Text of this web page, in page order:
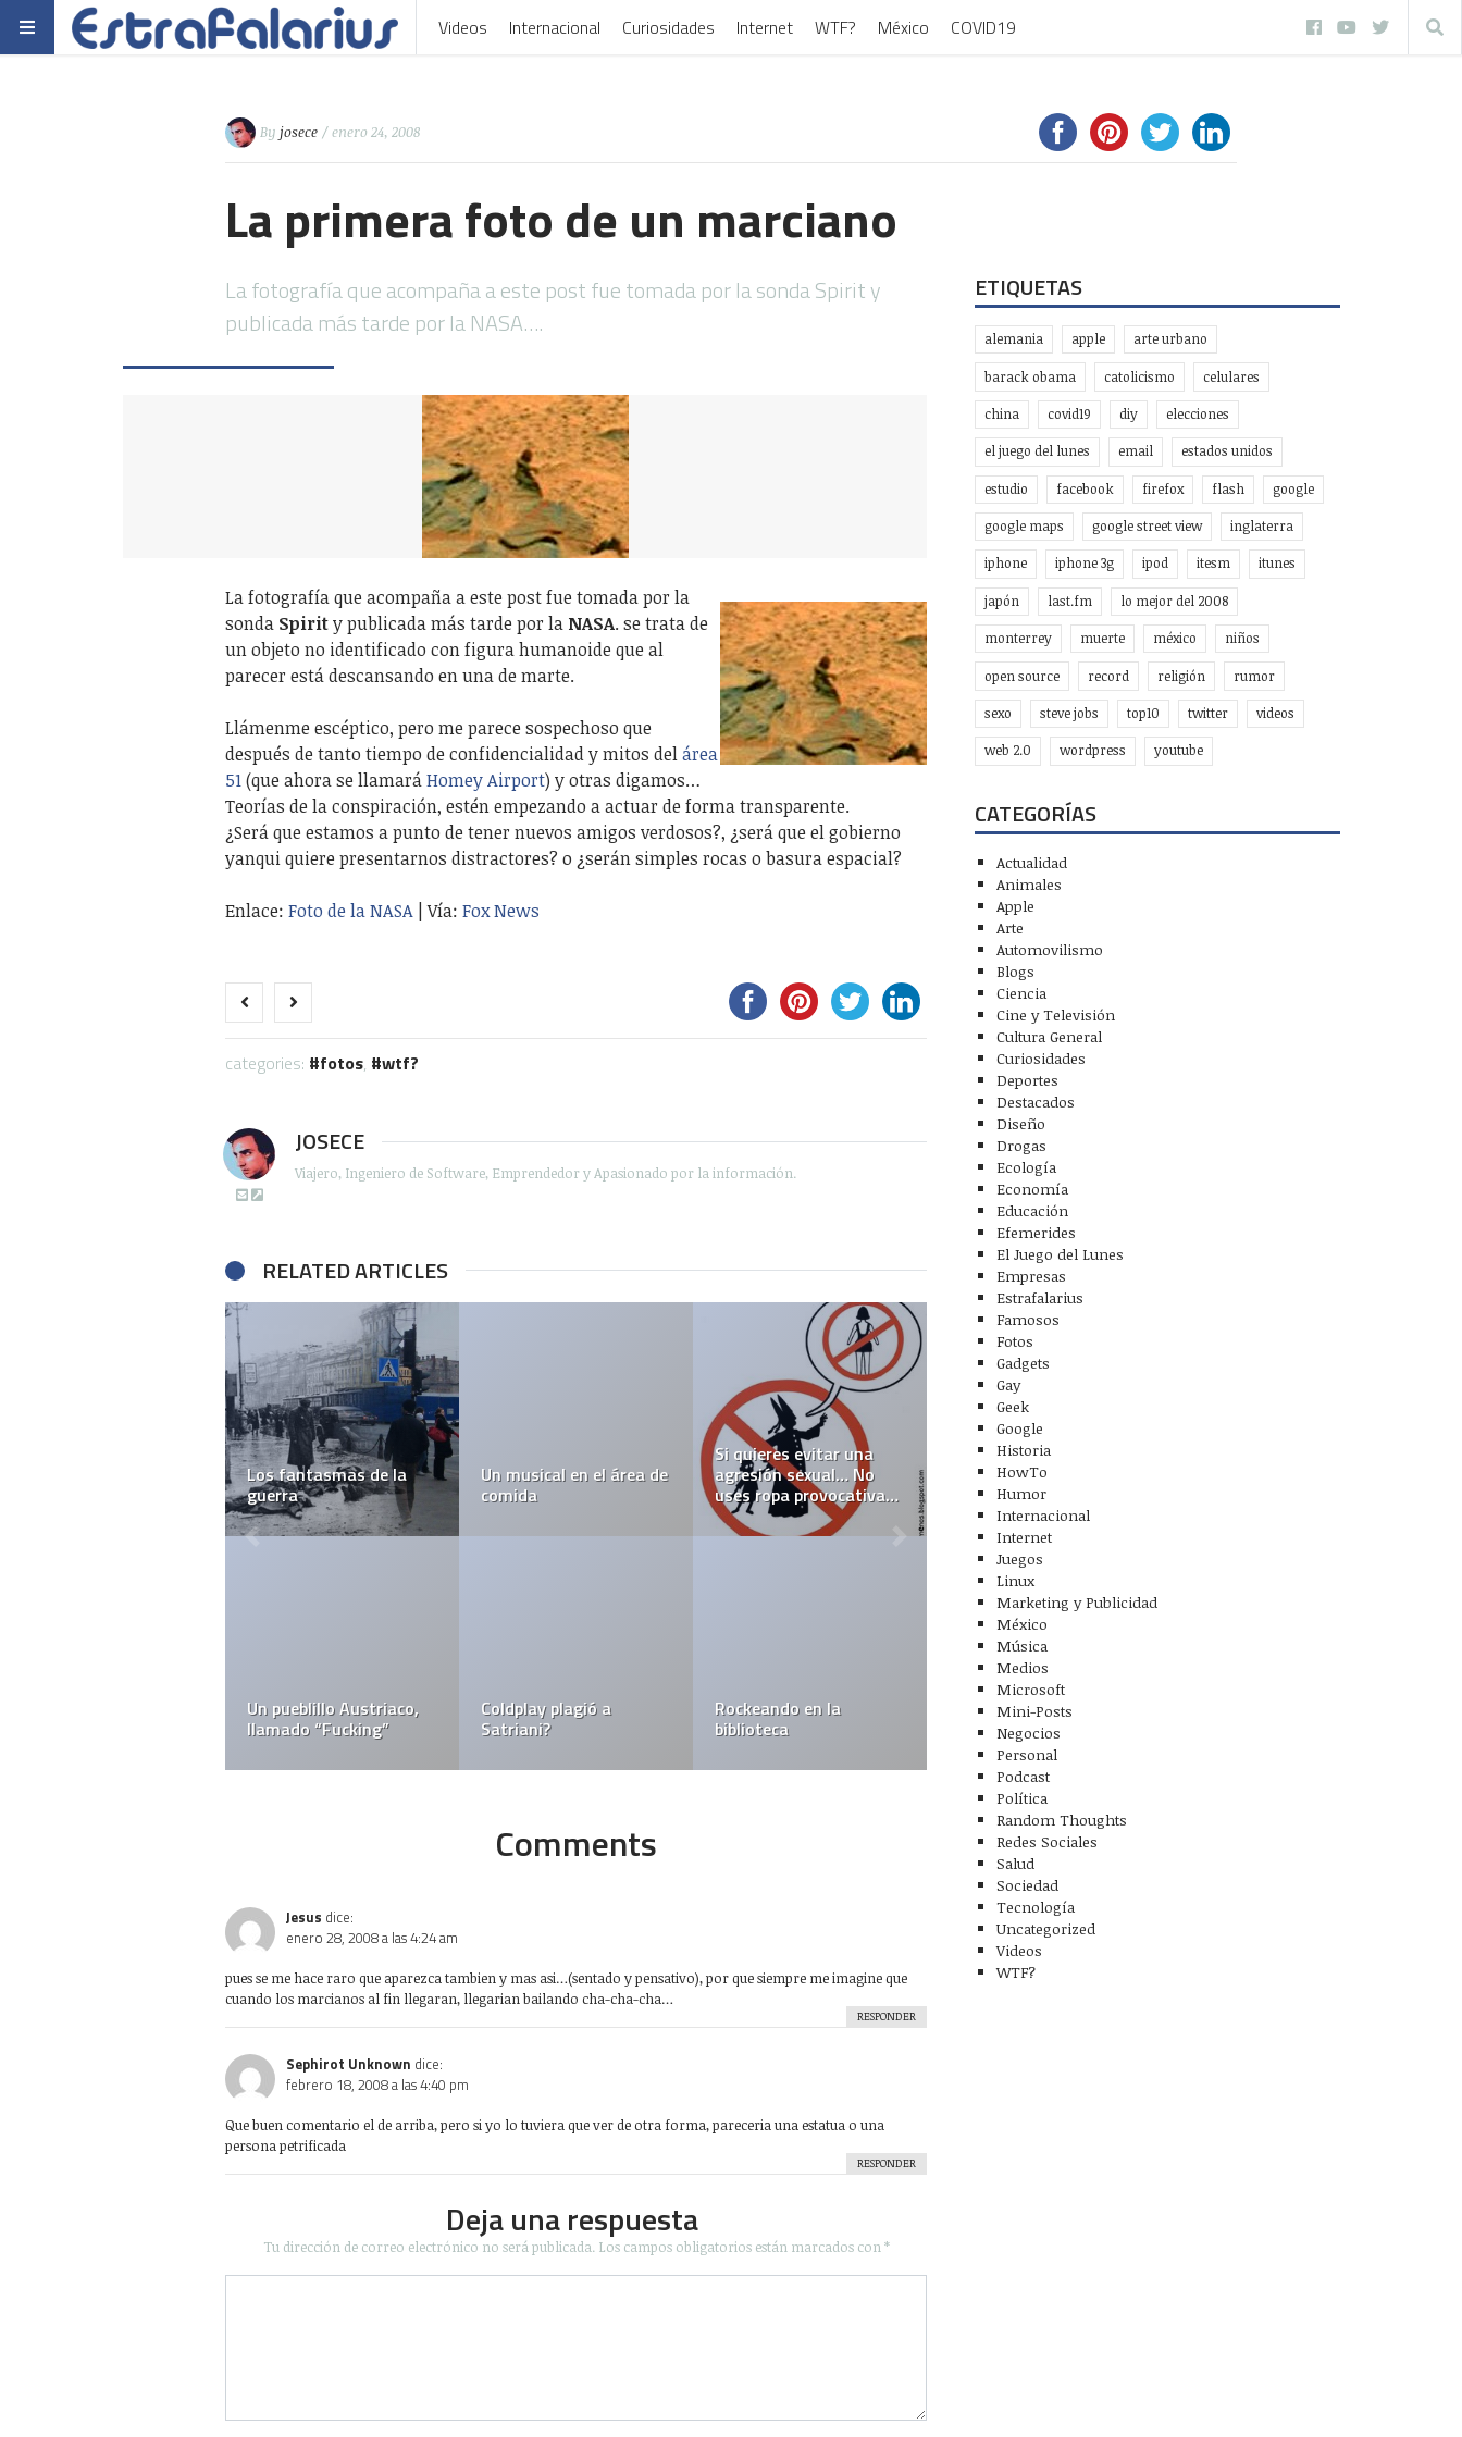
Videos Internacional Curiosidades Internet WTF? México COVID19
By josece / enero 24, 2008
La primera foto de un marciano
La fotografía que acompaña a este post fue tomada por la sonda Spirit y
publicada más tarde por la NASA….
La fotografía que acompaña a este post fue tomada por la
sonda Spirity publicada más tarde por la NASA. se trata de
un objeto no identificado con figura humanoide que al
parecer está descansando en una de marte.
Llámenme escéptico, pero me parece sospechoso que
después de tanto tiempo de confidencialidad y mitos delárea
51(que ahora se llamaráHomey Airport) y otras digamos…
Teorías de la conspiración, estén empezando a actuar de forma transparente.
¿Será que estamos a punto de tener nuevos amigos verdosos?, ¿será que el gobierno
yanqui quiere presentarnos distractores? o ¿serán simples rocas o basura espacial?
Enlace: Foto de la NASA | Vía: Fox News
categories: fotos, wtf?
JOSECE
Viajero, Ingeniero de Software, Emprendedor y Apasionado por la información.
RELATED ARTICLES
Los fantasmas de la
guerra
Un musical en el área de
comida
Si quieres evitar una
agresión sexual… No
uses ropa provocativa…
Un pueblillo Austriaco,
llamado “Fucking”
Coldplay plagió a
Satriani?
Rockeando en la
biblioteca
Comments
Jesus dice:
enero 28, 2008 a las 4:24 am
pues se me hace raro que aparezca tambien y mas asi…(sentado y pensativo), por que siempre me imagine que
cuando los marcianos al fin llegaran, llegarian bailando cha-cha-cha…
RESPONDER
Sephirot Unknown dice:
febrero 18, 2008 a las 4:40 pm
Que buen comentario el de arriba, pero si yo lo tuviera que ver de otra forma, pareceria una estatua o una
persona petrificada
RESPONDER
Deja una respuesta
Tu dirección de correo electrónico no será publicada. Los campos obligatorios están marcados con*
ETIQUETAS
alemania apple arte urbano
barack obama catolicismo celulares
china covid19 diy elecciones
el juego del lunes email estados unidos
estudio facebook firefox flash google
google maps google street view inglaterra
iphone iphone 3g ipod itesm itunes
japón last.fm lo mejor del 2008
monterrey muerte méxico niños
open source record religión rumor
sexo steve jobs top10 twitter videos
web 2.0 wordpress youtube
CATEGORÍAS
Actualidad
Animales
Apple
Arte
Automovilismo
Blogs
Ciencia
Cine y Televisión
Cultura General
Curiosidades
Deportes
Destacados
Diseño
Drogas
Ecología
Economía
Educación
Efemerides
El Juego del Lunes
Empresas
Estrafalarius
Famosos
Fotos
Gadgets
Gay
Geek
Google
Historia
HowTo
Humor
Internacional
Internet
Juegos
Linux
Marketing y Publicidad
México
Música
Medios
Microsoft
Mini-Posts
Negocios
Personal
Podcast
Política
Random Thoughts
Redes Sociales
Salud
Sociedad
Tecnología
Uncategorized
Videos
WTF?